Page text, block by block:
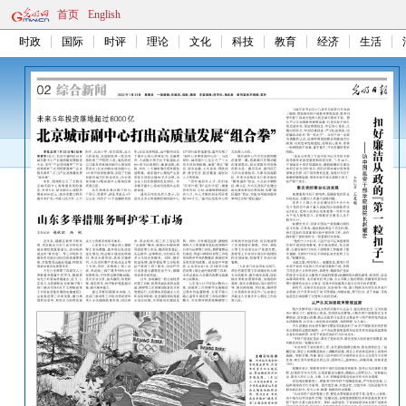
首页 English
时政 国际 时评 理论 文化 科技 教育 经济 生活